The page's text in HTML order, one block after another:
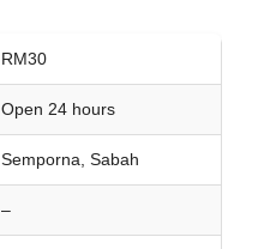
RM30
Open 24 hours
Semporna, Sabah
–